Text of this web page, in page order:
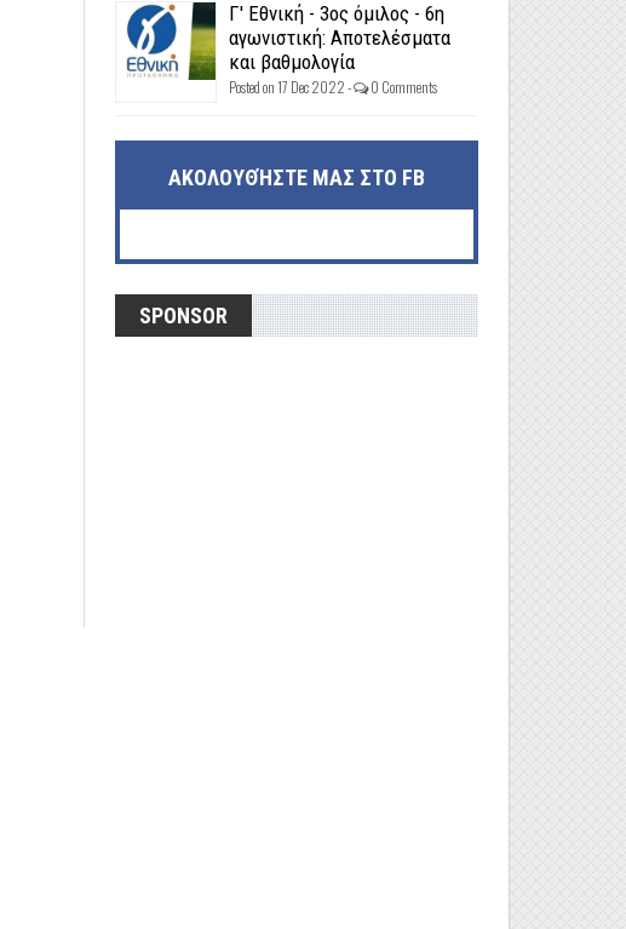
Γ' Εθνική - 3ος όμιλος - 6η
αγωνιστική: Αποτελέσματα
και βαθμολογία
Posted on 17 Dec 2022 - 0 Comments
ΑΚΟΛΟΥΘΉΣΤΕ ΜΑΣ ΣΤΟ FB
SPONSOR